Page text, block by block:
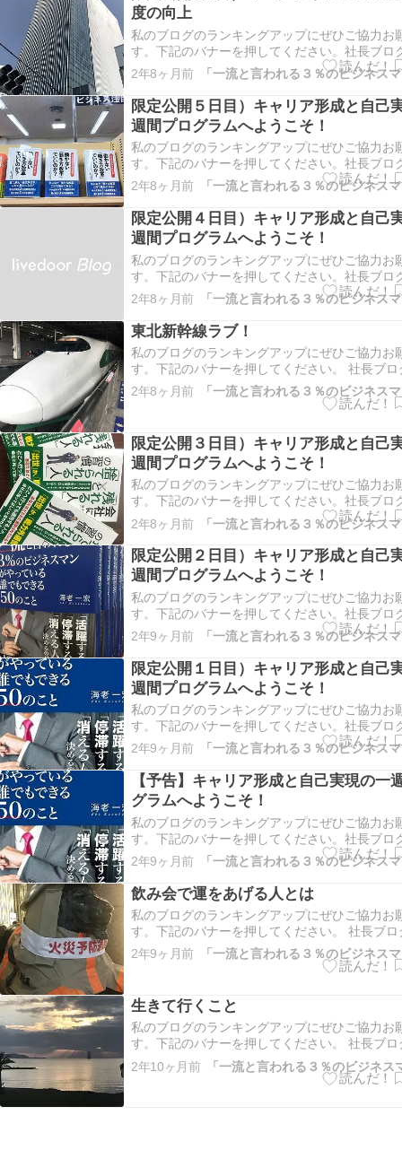
ししましょう。キャリア…
度の向上
私のブログのランキングアップにぜひご協力お
す。下記のバナーを押してください。社長ブロ
グ仙台市ランキングこちらもよろしくお願いし
んブログ村皆さん、こんにちは！今日６日目は
イフバランスと幸福度の向上」に焦点を当てて
す。ビジネスマンとして…
2年8ヶ月前
限定公開５日目）キャリア形成と自己
週間プログラムへようこそ！
私のブログのランキングアップにぜひご協力お
す。下記のバナーを押してください。社長ブロ
グ仙台市ランキングこちらもよろしくお願いし
んブログ村皆さん、こんにちは！今日は「パッ
味の追求」について文字通り熱くお話します。
と興味を見つけ、それを…
2年8ヶ月前
限定公開４日目）キャリア形成と自己
週間プログラムへようこそ！
私のブログのランキングアップにぜひご協力お
す。下記のバナーを押してください。社長ブロ
グ仙台市ランキングこちらもよろしくお願いし
んブログ村中小企業の社長の相談を承ります。
で、どんな相談でもまずはご連絡ください。こ
https://sha…
2年8ヶ月前
東北新幹線ラブ！
私のブログのランキングアップにぜひご協力お
す。下記のバナーを押してください。 社長ブロ
ング 仙台市ランキング こちらもよろしくお願
にほんブログ村 東北新幹線はやっぱ、このカ
ですので、どん…
2年8ヶ月前
限定公開３日目）キャリア形成と自己
週間プログラムへようこそ！
私のブログのランキングアップにぜひご協力お
す。下記のバナーを押してください。社長ブロ
グ仙台市ランキングこちらもよろしくお願いし
んブログ村皆さん、こんにちは！今日は「目標
持つ重要性」についてお話ししましょう。目標
夢を持つことは、成功へ…
2年8ヶ月前
限定公開２日目）キャリア形成と自己
週間プログラムへようこそ！
私のブログのランキングアップにぜひご協力お
す。下記のバナーを押してください。社長ブロ
グ仙台市ランキングこちらもよろしくお願いし
んブログ村皆さん、こんにちは！今日は「オン
アイデンティティの構築」についてお話ししま
ンリーワンのアイデンテ…
2年9ヶ月前
限定公開１日目）キャリア形成と自己
週間プログラムへようこそ！
私のブログのランキングアップにぜひご協力お
す。下記のバナーを押してください。社長ブロ
グ仙台市ランキングこちらもよろしくお願いし
んブログ村読者の皆さん、こんにちは！キャリ
己実現の1週間プログラムに参加いただき、あ
ざいます。今日から始ま…
2年9ヶ月前
【予告】キャリア形成と自己実現の一
グラムへようこそ！
私のブログのランキングアップにぜひご協力お
す。下記のバナーを押してください。社長ブロ
グ仙台市ランキングこちらもよろしくお願いし
んブログ村 皆さん、こんにちは！今日は特別な
があります。1週間限定で、キャリア形成、自
してオンリーワンの生き…
2年9ヶ月前
飲み会で運をあげる人とは
私のブログのランキングアップにぜひご協力お
す。下記のバナーを押してください。 社長ブロ
ング 仙台市ランキング こちらもよろしくお願
にほんブログ村 コロナも終息し、夕方になる
りました。 浜松町…
2年9ヶ月前
生きて行くこと
私のブログのランキングアップにぜひご協力お
す。下記のバナーを押してください。 社長ブロ
ング 仙台市ランキング こちらもよろしくお願
にほんブログ村 今この時間は自分としての最高
2年10ヶ月前